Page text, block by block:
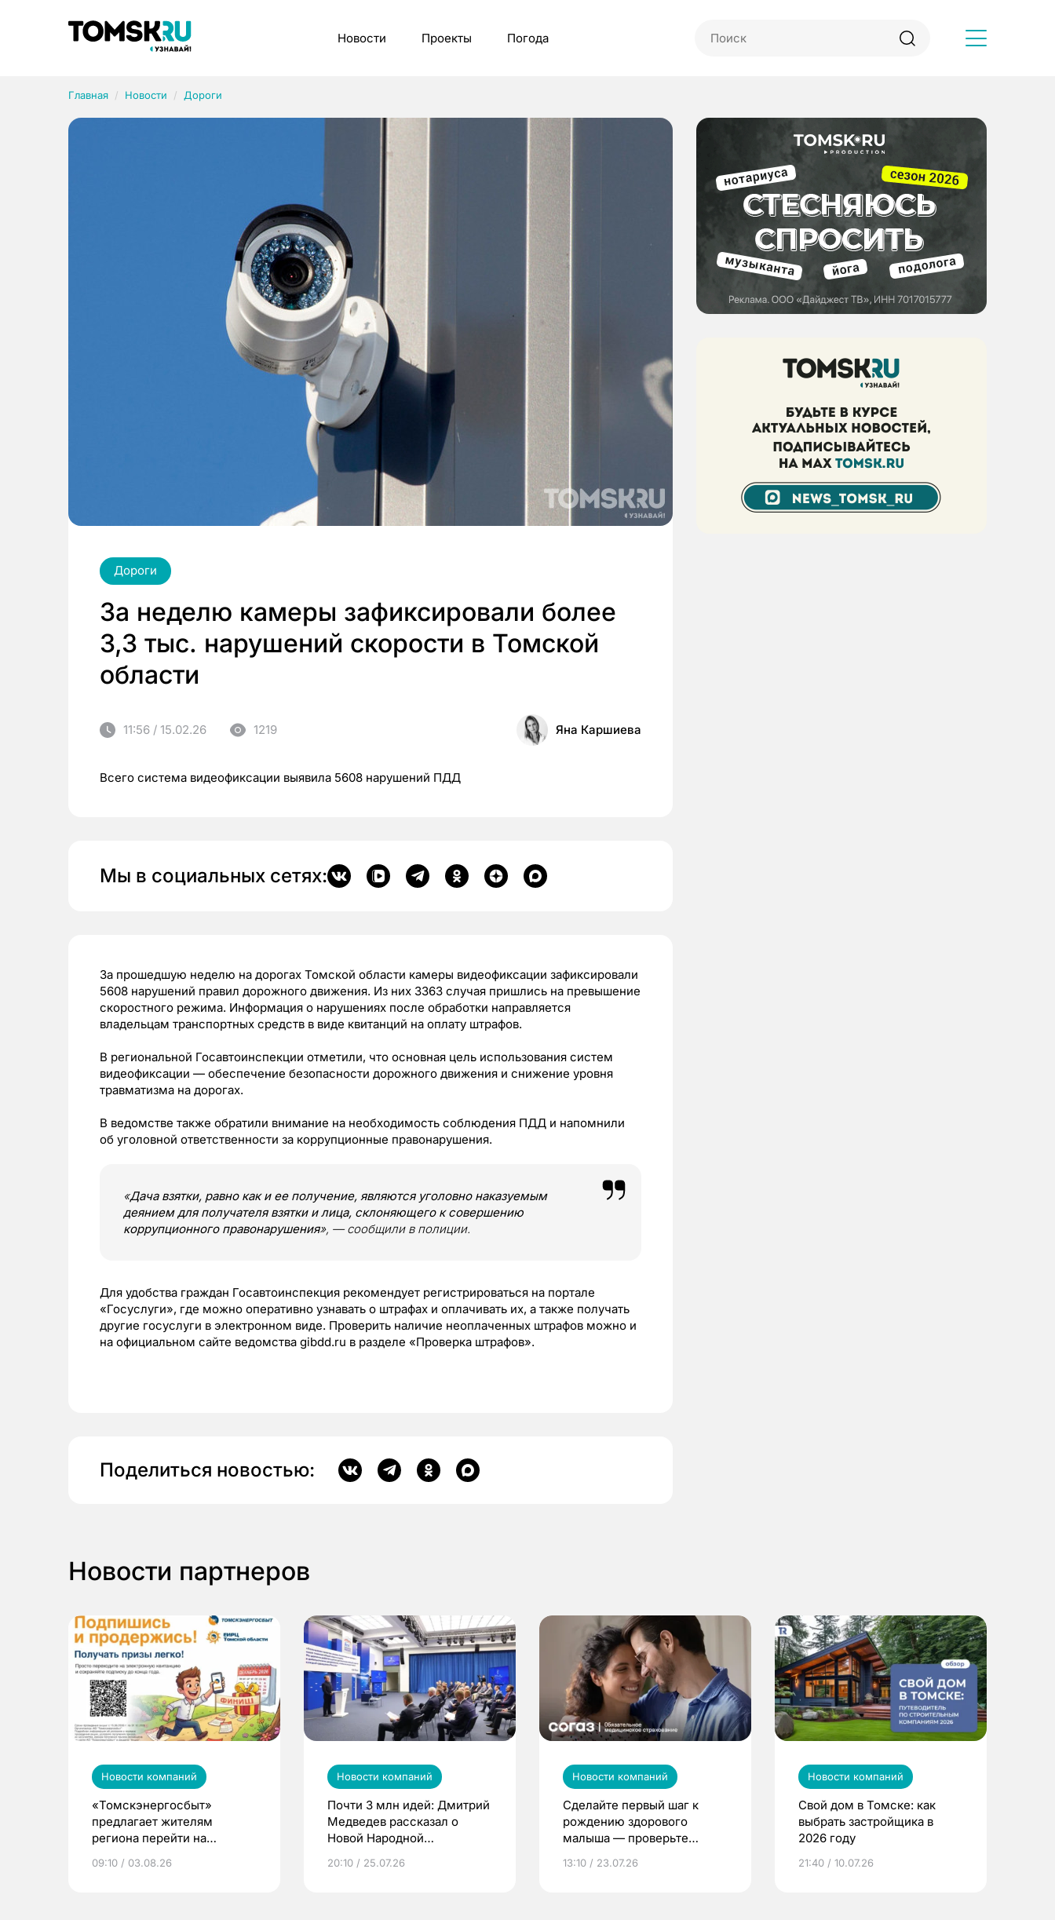
Новости Проекты Погода
Главная Новости Дороги
Дороги
За неделю камеры зафиксировали более
3,3 тыс. нарушений скорости в Томской
области
11:56 / 15.02.26 1219 Яна Каршиева
Всего система видеофиксации выявила 5608 нарушений ПДД
Мы в социальных сетях:
За прошедшую неделю на дорогах Томской области камеры видеофиксации зафиксировали
5608 нарушений правил дорожного движения. Из них 3363 случая пришлись на превышение
скоростного режима. Информация о нарушениях после обработки направляется
владельцам транспортных средств в виде квитанций на оплату штрафов.
В региональной Госавтоинспекции отметили, что основная цель использования систем
видеофиксации — обеспечение безопасности дорожного движения и снижение уровня
травматизма на дорогах.
В ведомстве также обратили внимание на необходимость соблюдения ПДД и напомнили
об уголовной ответственности за коррупционные правонарушения.
«Дача взятки, равно как и ее получение, являются уголовно наказуемым
деянием для получателя взятки и лица, склоняющего к совершению
коррупционного правонарушения», — сообщили в полиции.
Для удобства граждан Госавтоинспекция рекомендует регистрироваться на портале
«Госуслуги», где можно оперативно узнавать о штрафах и оплачивать их, а также получать
другие госуслуги в электронном виде. Проверить наличие неоплаченных штрафов можно и
на официальном сайте ведомства gibdd.ru в разделе «Проверка штрафов».
Поделиться новостью:
Новости партнеров
Новости компаний
«Томскэнергосбыт»
предлагает жителям
региона перейти на
выиграть призы
09:10 / 03.08.26
Новости компаний
Почти 3 млн идей: Дмитрий
Медведев рассказал о
Новой Народной
20:10 / 25.07.26
Новости компаний
Сделайте первый шаг к
рождению здорового
малыша — проверьте
по ОМС!
13:10 / 23.07.26
Новости компаний
Свой дом в Томске: как
выбрать застройщика в
2026 году
21:40 / 10.07.26
Рубрики